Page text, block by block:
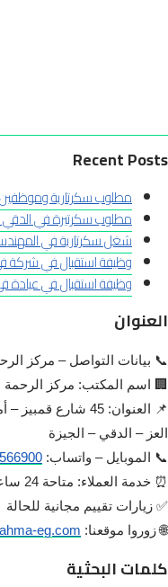
Recent Posts
مطلوب سكرتارية وموظفين
مطلوب سكرتيرة في الدقي لعام
شغل سكرتارية في المهندسين
وظيفة استقبال في شركة في
وظيفة استقبال في عيادة في
العنوان
📞 بيانات التواصل – مركز
🏢 اسم المكتب: مركز الرحمة
📌 العنوان: 45
العز – الدقي – الجيزة
📞 الموبايل – واتساب:
⏰ خدمة العملاء: متاحة 24 ساعة يوميًا
✅ زيارات تقييم مجانية للحالة
🌐 زوروا موقعنا: eg.com
كلمات البحثية